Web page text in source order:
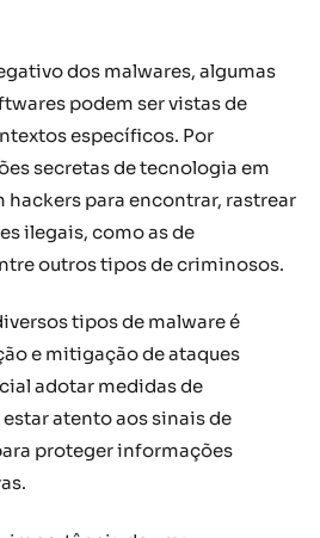
dos malwares, algumas
podem ser vistas de
específicos. Por
secretas de tecnologia em
hackers para encontrar, rastrear
ilegais, como as de
outros tipos de criminosos.
tipos de malware é
e mitigação de ataques
adotar medidas de
atento aos sinais de
proteger informações